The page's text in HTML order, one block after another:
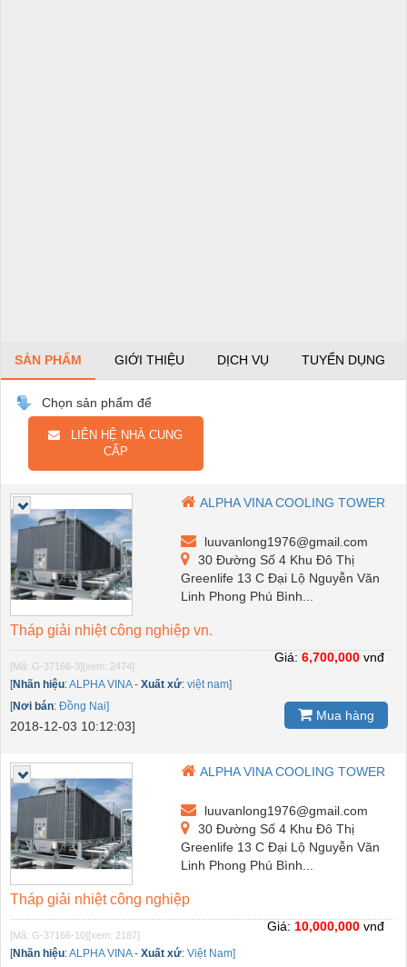
SẢN PHẨM GIỚI THIỆU DỊCH VỤ TUYỂN DỤNG
Chọn sản phẩm để
LIÊN HỆ NHÀ CUNG
CẤP
ALPHA VINA COOLING TOWER
luuvanlong1976@gmail.com
30 Đường Số 4 Khu Đô Thị
Greenlife 13 C Đại Lộ Nguyễn Văn
Linh Phong Phú Bình...
Tháp giải nhiệt công nghiệp vn.
[Mã: G-37166-3][xem: 2474]
[Nhãn hiệu:ALPHA VINA- Xuất xứ: việt nam]
[Nơi bán: Đồng Nai]
2018-12-03 10:12:03]
Giá: 6,700,000 vnđ
Mua hàng
ALPHA VINA COOLING TOWER
luuvanlong1976@gmail.com
30 Đường Số 4 Khu Đô Thị
Greenlife 13 C Đại Lộ Nguyễn Văn
Linh Phong Phú Bình...
Tháp giải nhiệt công nghiệp
[Mã: G-37166-10][xem: 2187]
[Nhãn hiệu:ALPHA VINA- Xuất xứ: Việt Nam]
Giá: 10,000,000 vnđ